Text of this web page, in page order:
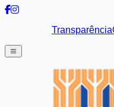
Transparência